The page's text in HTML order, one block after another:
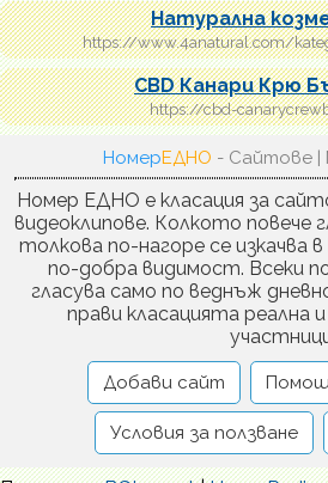
Натурална
https://www.4anatural.com/
CBD Канари Крю
https://cbd-
НомерЕДНО - Сайтове |
Номер ЕДНО е класация за
видеоклипове. Колкото повече
толкова по-нагоре се изкачва
по-добра видимост. Всеки
гласува само по веднъж
прави класацията реална
Добави сайт
Условия за ползване